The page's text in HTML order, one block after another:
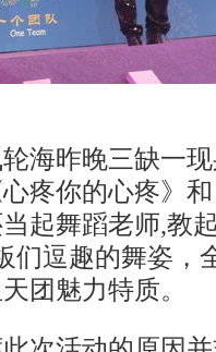
昨晚三缺一现
疼你的心疼》
起舞蹈老师,教
们逗趣的舞姿，
团魅力特质。